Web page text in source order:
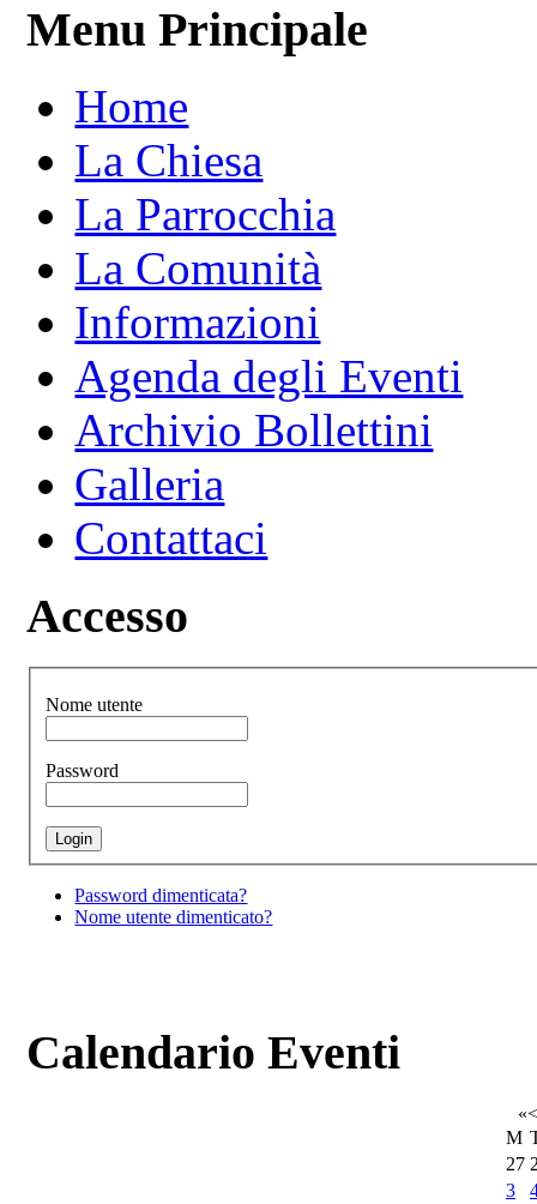
Menu Principale
Home
La Chiesa
La Parrocchia
La Comunità
Informazioni
Agenda degli Eventi
Archivio Bollettini
Galleria
Contattaci
Accesso
Nome utente
Password
Password dimenticata?
Nome utente dimenticato?
Calendario Eventi
«<
M
27
3